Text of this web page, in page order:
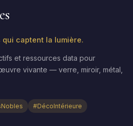
captent la lumière.
et ressources data pour
vivante — verre, miroir, métal,
#DécoIntérieure